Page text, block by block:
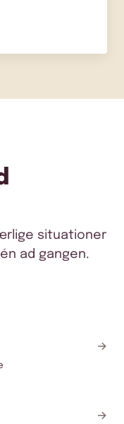
situationer
ad gangen.
→
→